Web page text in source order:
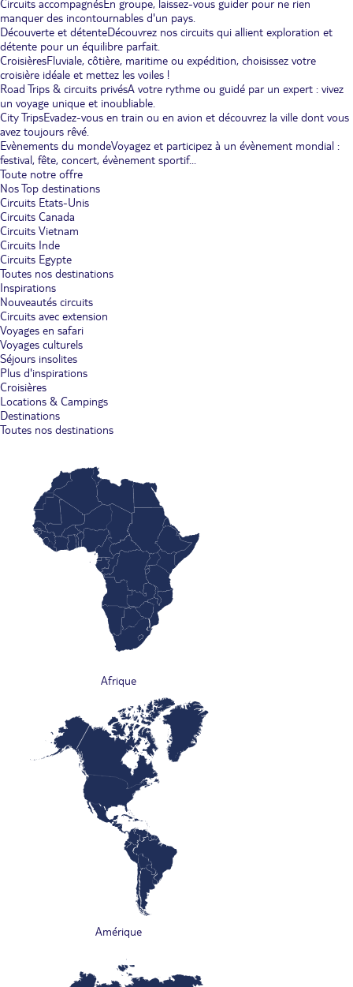
Circuits accompagnésEn groupe, laissez-vous guider pour ne rien
manquer des incontournables d'un pays.
Découverte et détenteDécouvrez nos circuits qui allient exploration et
détente pour un équilibre parfait.
CroisièresFluviale, côtière, maritime ou expédition, choisissez votre
croisière idéale et mettez les voiles !
Road Trips & circuits privésA votre rythme ou guidé par un expert : vivez
un voyage unique et inoubliable.
City TripsEvadez-vous en train ou en avion et découvrez la ville dont vous
avez toujours rêvé.
Evènements du mondeVoyagez et participez à un évènement mondial :
festival, fête, concert, évènement sportif...
Toute notre offre
Nos Top destinations
Circuits Etats-Unis
Circuits Canada
Circuits Vietnam
Circuits Inde
Circuits Egypte
Toutes nos destinations
Inspirations
Nouveautés circuits
Circuits avec extension
Voyages en safari
Voyages culturels
Séjours insolites
Plus d'inspirations
Croisières
Locations & Campings
Destinations
Toutes nos destinations
Afrique
Amérique